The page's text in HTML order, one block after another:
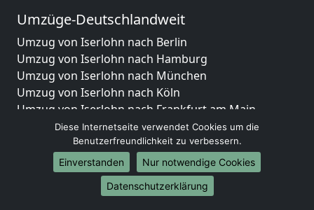
Umzüge-Deutschlandweit
Umzug von Iserlohn nach Berlin
Umzug von Iserlohn nach Hamburg
Umzug von Iserlohn nach München
Umzug von Iserlohn nach Köln
Umzug von Iserlohn nach Frankfurt am Main
Umzug von Iserlohn nach Stuttgart
Umzug von Iserlohn nach Düsseldorf
Umzug von Iserlohn nach Leipzig
Umzug von Iserlohn nach Dortmund
Umzug von Iserlohn nach Essen
Diese Internetseite verwendet Cookies um die
Benutzerfreundlichkeit zu verbessern.
Einverstanden
Nur notwendige Cookies
Datenschutzerklärung